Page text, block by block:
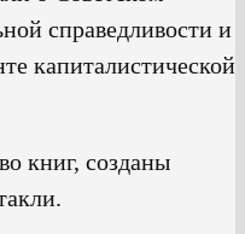
справедливости и
капиталистической
книг, созданы